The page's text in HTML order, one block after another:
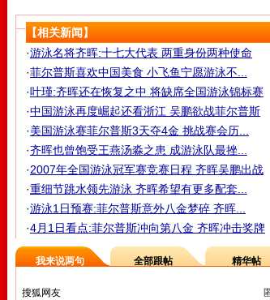
【相关新闻】
·游泳名将齐晖:十七大代表 两重身份两种使命
·菲尔普斯喜欢中国美食 小飞鱼宁愿游泳不...
·叶瑾:齐晖还在恢复之中 将缺席全国游泳锦标赛
·中国游泳再度崛起还看浙江 吴鹏欲战菲尔普斯
·美国游泳赛菲尔普斯3天夺4金 挑战赛会历...
·齐晖也曾饱受王燕汤淼之患 成游泳队最挫...
·2007年全国游泳冠军赛竞赛日程 齐晖吴鹏出战
·重细节跳水领先游泳 齐晖希望有更多配套...
·游泳1日预赛:菲尔普斯意外八金梦碎 齐晖...
·4月1日看点:菲尔普斯冲向第八金 齐晖冲击奖牌
我来说两句 全部跟帖 精华帖